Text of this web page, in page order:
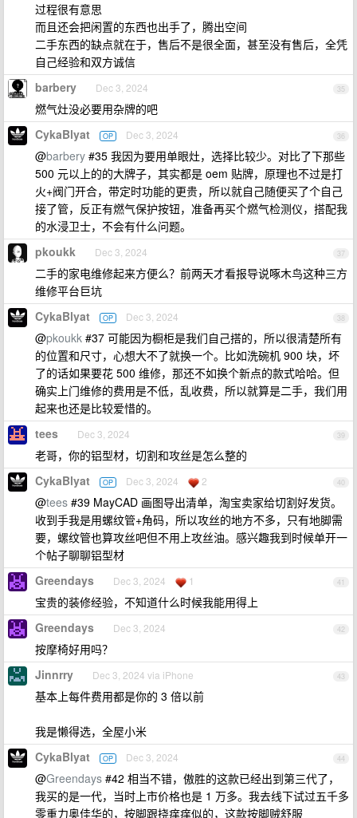
过程很有意思
而且还会把闲置的东西也出手了，腾出空间
二手东西的缺点就在于，售后不是很全面，甚至没有售后，全凭
自己经验和双方诚信
35
barbery Dec 3, 2024
燃气灶没必要用杂牌的吧
36
CykaBlyat OP Dec 3, 2024
@barbery #35 我因为要用单眼灶，选择比较少。对比了下那些
500 元以上的的大牌子，其实都是 oem 贴牌，原理也不过是打
火+阀门开合，带定时功能的更贵，所以就自己随便买了个自己
接了管，反正有燃气保护按钮，准备再买个燃气检测仪，搭配我
的水浸卫士，不会有什么问题。
37
pkoukk Dec 3, 2024
二手的家电维修起来方便么？前两天才看报导说啄木鸟这种三方
维修平台巨坑
38
CykaBlyat OP Dec 3, 2024
@pkoukk #37 可能因为橱柜是我们自己搭的，所以很清楚所有
的位置和尺寸，心想大不了就换一个。比如洗碗机 900 块，坏
了的话如果要花 500 维修，那还不如换个新点的款式哈哈。但
确实上门维修的费用是不低，乱收费，所以就算是二手，我们用
起来也还是比较爱惜的。
39
tees Dec 3, 2024
老哥，你的铝型材，切割和攻丝是怎么整的
40
CykaBlyat OP Dec 3, 2024 2
@tees #39 MayCAD 画图导出清单，淘宝卖家给切割好发货。
收到手我是用螺纹管+角码，所以攻丝的地方不多，只有地脚需
要，螺纹管也算攻丝吧但不用上攻丝油。感兴趣我到时候单开一
个帖子聊聊铝型材
41
Greendays Dec 3, 2024 1
宝贵的装修经验，不知道什么时候我能用得上
42
Greendays Dec 3, 2024
按摩椅好用吗？
43
Jinnrry Dec 3, 2024 via iPhone
基本上每件费用都是你的 3 倍以前
我是懒得选，全屋小米
44
CykaBlyat OP Dec 3, 2024
@Greendays #42 相当不错，傲胜的这款已经出到第三代了，
我买的是一代，当时上市价格也是 1 万多。我去线下试过五千多
零重力奥佳华的，按脚跟挠痒痒似的，这款按脚贼舒服